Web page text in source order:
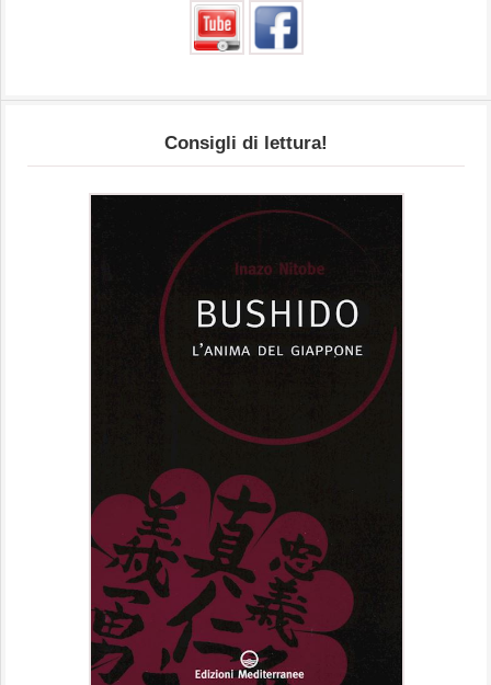
Consigli di lettura!